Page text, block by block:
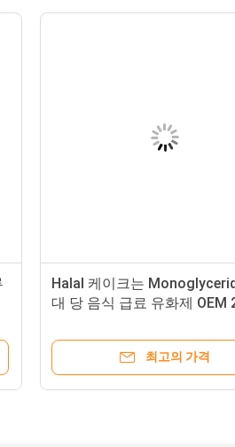
Halal 케이크는
대 당 음식 급료 유화제 OEM
최고의 가격